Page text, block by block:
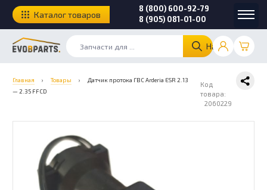
Найти
8 (800) 600-92-79
8 (905) 081-01-00
Каталог товаров
Главная › Товары ›
Датчик протока ГВС Arderia ESR 2.13
— 2.35 FFCD
Код
товара:
2060229